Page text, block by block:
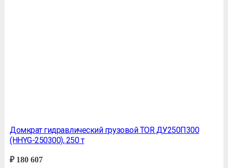
Домкрат гидравлический грузовой TOR ДУ250П300
(HHYG-250300), 250 т
₽180 607